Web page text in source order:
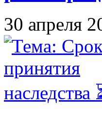
30 апреля